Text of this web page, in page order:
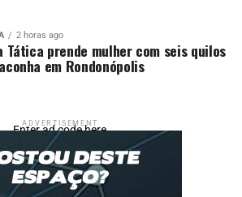
2 horas ago
Tática prende mulher com seis quilos
em Rondonópolis
ADVERTISEMENT
Enter ad code here